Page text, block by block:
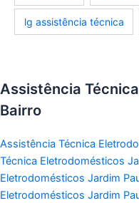
lg assistência técnica
Assistência
Bairro
Assistência Técnica
Técnica Eletrodomésticos
Eletrodomésticos Jardim
Eletrodomésticos Jardim